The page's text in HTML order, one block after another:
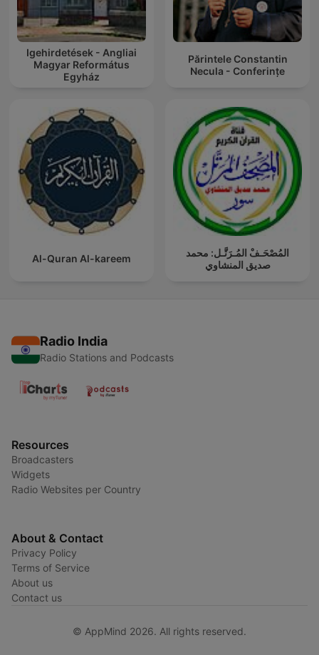
Igehirdetések - Angliai
Magyar Református
Egyház
Părintele Constantin
Necula - Conferințe
Al-Quran Al-kareem
المُصْحَـفْ المُـرَتَّـل: محمد
صديق المنشاوي
Radio India
Radio Stations and Podcasts
Resources
Broadcasters
Widgets
Radio Websites per Country
About & Contact
Privacy Policy
Terms of Service
About us
Contact us
© AppMind 2026. All rights reserved.